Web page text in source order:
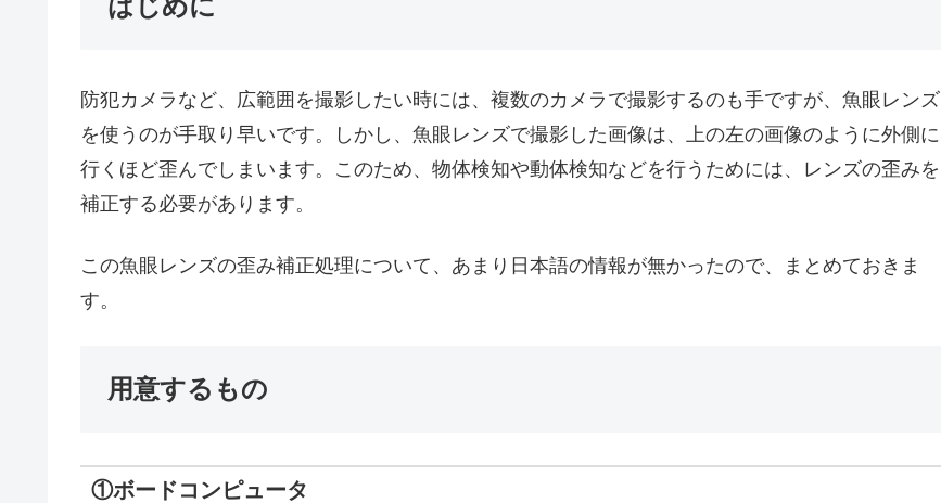
防犯カメラなど、広範囲を撮影したい時には、複数のカメラで撮影するのも手ですが、魚眼レンズ
を使うのが手取り早いです。しかし、魚眼レンズで撮影した画像は、上の左の画像のように外側に
行くほど歪んでしまいます。このため、物体検知や動体検知などを行うためには、レンズの歪みを
補正する必要があります。
この魚眼レンズの歪み補正処理について、あまり日本語の情報が無かったので、まとめておきま
す。
用意するもの
①ボードコンピュータ